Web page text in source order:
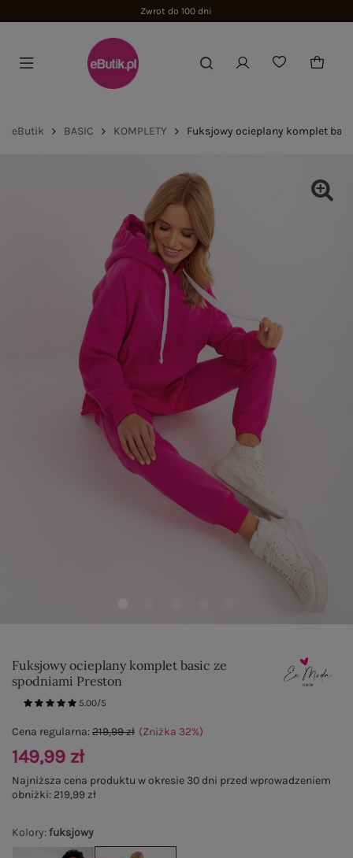
Zwrot do 100 dni
eButik BASIC KOMPLETY Fuksjowy ocieplany komplet
Fuksjowy ocieplany komplet basic ze
spodniami Preston
5.00/5
Kolory:fuksjowy
Cena regularna:219,99 zł (Zniżka 32%)
149,99 zł
Najniższa cena produktu w okresie 30 dni przed wprowadzeniem
obniżki: 219,99 zł